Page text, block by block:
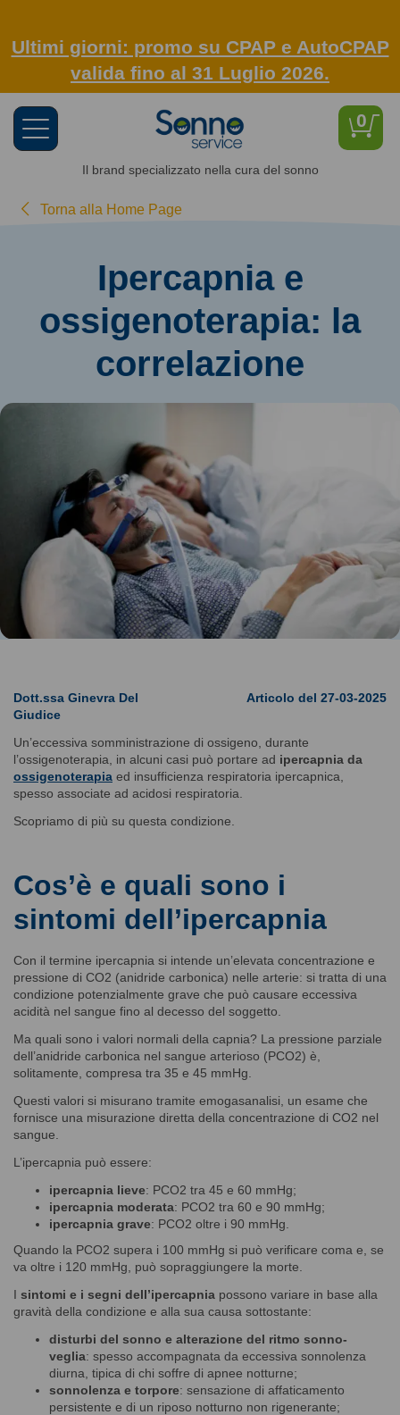
Ultimi giorni: promo su CPAP e AutoCPAP
valida fino al 31 Luglio 2026.
0
Toggle
navigation
Il brand specializzato nella cura del sonno
Torna alla Home Page
Ipercapnia e
ossigenoterapia: la
correlazione
Dott.ssa Ginevra Del
Giudice
Articolo del 27-03-2025
Un’eccessiva somministrazione di ossigeno, durante
l’ossigenoterapia, in alcuni casi può portare ad ipercapnia da
ossigenoterapia ed insufficienza respiratoria ipercapnica,
spesso associate ad acidosi respiratoria.
Scopriamo di più su questa condizione.
Cos’è e quali sono i
sintomi dell’ipercapnia
Con il termine ipercapnia si intende un’elevata concentrazione e
pressione di CO2 (anidride carbonica) nelle arterie: si tratta di una
condizione potenzialmente grave che può causare eccessiva
acidità nel sangue fino al decesso del soggetto.
Ma quali sono i valori normali della capnia? La pressione parziale
dell’anidride carbonica nel sangue arterioso (PCO2) è,
solitamente, compresa tra 35 e 45 mmHg.
Questi valori si misurano tramite emogasanalisi, un esame che
fornisce una misurazione diretta della concentrazione di CO2 nel
sangue.
L’ipercapnia può essere:
ipercapnia lieve: PCO2 tra 45 e 60 mmHg;
ipercapnia moderata: PCO2 tra 60 e 90 mmHg;
ipercapnia grave: PCO2 oltre i 90 mmHg.
Quando la PCO2 supera i 100 mmHg si può verificare coma e, se
va oltre i 120 mmHg, può sopraggiungere la morte.
I sintomi e i segni dell’ipercapnia possono variare in base alla
gravità della condizione e alla sua causa sottostante:
disturbi del sonno e alterazione del ritmo sonno-
veglia: spesso accompagnata da eccessiva sonnolenza
diurna, tipica di chi soffre di apnee notturne;
sonnolenza e torpore: sensazione di affaticamento
persistente e di un riposo notturno non rigenerante;